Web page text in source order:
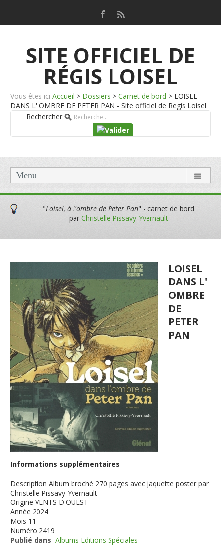
SITE OFFICIEL DE
RÉGIS LOISEL
Vous êtes ici Accueil > Dossiers > Carnet de bord > LOISEL
DANS L' OMBRE DE PETER PAN - Site officiel de Regis Loisel
Rechercher
Menu
"Loisel, à l'ombre de Peter Pan" - carnet de bord
par Christelle Pissavy-Yvernault
LOISEL
DANS L'
OMBRE
DE
PETER
PAN
Informations supplémentaires
Description Album broché 270 pages avec jaquette poster par
Christelle Pissavy-Yvernault
Origine VENTS D'OUEST
Année 2024
Mois 11
Numéro 2419
Publié dans Albums Editions Spéciales